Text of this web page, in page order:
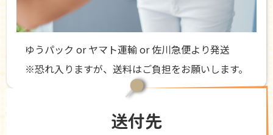
ゆうパック or ヤマト運輸 or 佐川急便より発送
※恐れ入りますが、送料はご負担をお願いします。
送付先